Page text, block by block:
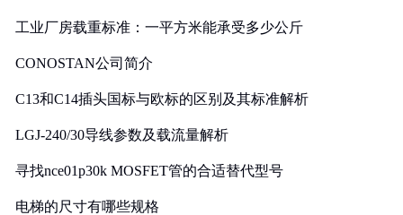
工业厂房载重标准：一平方米能承受多少公斤
CONOSTAN公司简介
C13和C14插头国标与欧标的区别及其标准解析
LGJ-240/30导线参数及载流量解析
寻找nce01p30k MOSFET管的合适替代型号
电梯的尺寸有哪些规格